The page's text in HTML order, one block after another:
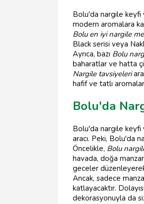
Bolu'da nargile keyfi
modern aromalara
Bolu en iyi nargile
Black serisi veya
Ayrıca, bazı Bolu
baharatlar ve hatta
Nargile tavsiyeleri
hafif ve tatlı
Bolu'da
Bolu'da nargile keyfi
aracı. Peki, Bolu'da
Öncelikle, Bolu
havada, doğa
geceler
Ancak, sadece
katlayacaktır.
dekorasyonuyla da